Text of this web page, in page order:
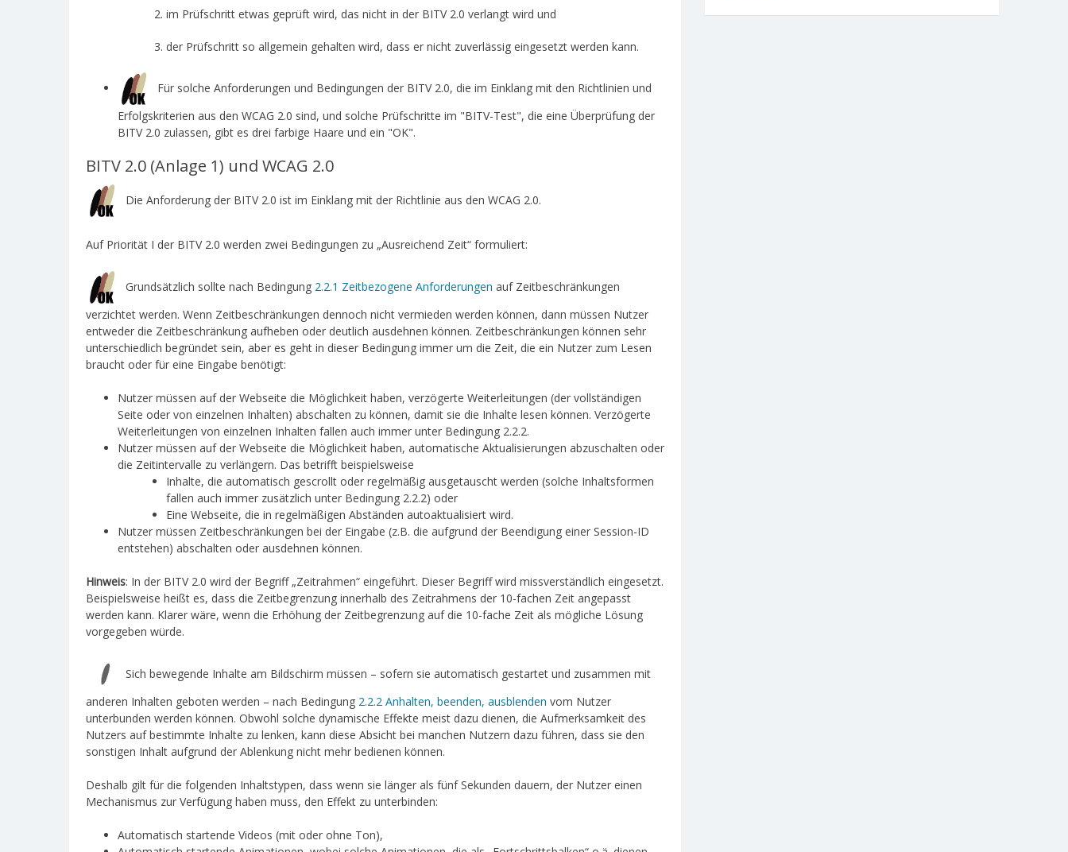
im Prüfschritt etwas geprüft wird, das nicht in der BITV 2.0 verlangt wird und
der Prüfschritt so allgemein gehalten wird, dass er nicht zuverlässig eingesetzt werden kann.
Für solche Anforderungen und Bedingungen der BITV 2.0, die im Einklang mit den Richtlinien und
Erfolgskriterien aus den WCAG 2.0 sind, und solche Prüfschritte im "BITV-Test", die eine Überprüfung der
BITV 2.0 zulassen, gibt es drei farbige Haare und ein "OK".
BITV 2.0 (Anlage 1) und WCAG 2.0
Die Anforderung der BITV 2.0 ist im Einklang mit der Richtlinie aus den WCAG 2.0.
Auf Priorität I der BITV 2.0 werden zwei Bedingungen zu „Ausreichend Zeit“ formuliert:
Grundsätzlich sollte nach Bedingung 2.2.1 Zeitbezogene Anforderungen auf Zeitbeschränkungen
verzichtet werden. Wenn Zeitbeschränkungen dennoch nicht vermieden werden können, dann müssen Nutzer
entweder die Zeitbeschränkung aufheben oder deutlich ausdehnen können. Zeitbeschränkungen können sehr
unterschiedlich begründet sein, aber es geht in dieser Bedingung immer um die Zeit, die ein Nutzer zum Lesen
braucht oder für eine Eingabe benötigt:
Nutzer müssen auf der Webseite die Möglichkeit haben, verzögerte Weiterleitungen (der vollständigen
Seite oder von einzelnen Inhalten) abschalten zu können, damit sie die Inhalte lesen können. Verzögerte
Weiterleitungen von einzelnen Inhalten fallen auch immer unter Bedingung 2.2.2.
Nutzer müssen auf der Webseite die Möglichkeit haben, automatische Aktualisierungen abzuschalten oder
die Zeitintervalle zu verlängern. Das betrifft beispielsweise
Inhalte, die automatisch gescrollt oder regelmäßig ausgetauscht werden (solche Inhaltsformen
fallen auch immer zusätzlich unter Bedingung 2.2.2) oder
Eine Webseite, die in regelmäßigen Abständen autoaktualisiert wird.
Nutzer müssen Zeitbeschränkungen bei der Eingabe (z.B. die aufgrund der Beendigung einer Session-ID
entstehen) abschalten oder ausdehnen können.
Hinweis: In der BITV 2.0 wird der Begriff „Zeitrahmen“ eingeführt. Dieser Begriff wird missverständlich eingesetzt.
Beispielsweise heißt es, dass die Zeitbegrenzung innerhalb des Zeitrahmens der 10-fachen Zeit angepasst
werden kann. Klarer wäre, wenn die Erhöhung der Zeitbegrenzung auf die 10-fache Zeit als mögliche Lösung
vorgegeben würde.
Sich bewegende Inhalte am Bildschirm müssen – sofern sie automatisch gestartet und zusammen mit
anderen Inhalten geboten werden – nach Bedingung 2.2.2 Anhalten, beenden, ausblenden vom Nutzer
unterbunden werden können. Obwohl solche dynamische Effekte meist dazu dienen, die Aufmerksamkeit des
Nutzers auf bestimmte Inhalte zu lenken, kann diese Absicht bei manchen Nutzern dazu führen, dass sie den
sonstigen Inhalt aufgrund der Ablenkung nicht mehr bedienen können.
Deshalb gilt für die folgenden Inhaltstypen, dass wenn sie länger als fünf Sekunden dauern, der Nutzer einen
Mechanismus zur Verfügung haben muss, den Effekt zu unterbinden:
Automatisch startende Videos (mit oder ohne Ton),